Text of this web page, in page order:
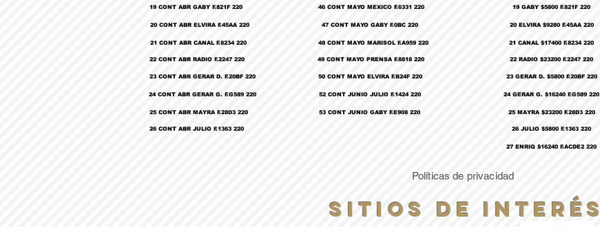
19 CONT ABR GABY F.821F 220
20 CONT ABR ELVIRA F.45AA 220
21 CONT ABR CANAL F.8234 220
22 CONT ABR RADIO F.2247 220
23 CONT ABR GERAR D. F.20BF 220
24 CONT ABR GERAR G. F.G589 220
25 CONT ABR MAYRA F.28D3 220
46 CONT MAYO MEXICO F.6331 220
47 CONT MAYO GABY F.0BC 220
48 CONT MAYO MARISOL F.A959 220
49 CONT MAYO PRENSA F.8818 220
50 CONT MAYO ELVIRA F.B24F 220
52 CONT JUNIO JULIO F.1424 220
53 CONT JUNIO GABY F.E908 220
26 CONT ABR JULIO F.1363 220
19 GABY $5800 F.821F 220
20 ELVIRA $9280 F.45AA 220
21 CANAL $17400 F.8234 220
22 RADIO $23200 F.2247 220
23 GERAR D. $5800 F.20BF 220
24 GERAR G. $16240 F.G589 220
25 MAYRA $23200 F.28D3 220
26 JULIO $5800 F.1363 220
27 ENRIQ $16240 F.ACDE2 220
Políticas de privacidad
Sitios de Interés